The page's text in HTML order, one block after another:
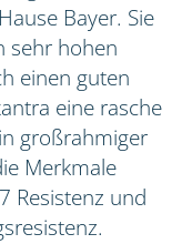
Bayer. Sie
sehr hohen
einen guten
eine rasche
großrahmiger
Merkmale
Resistenz und